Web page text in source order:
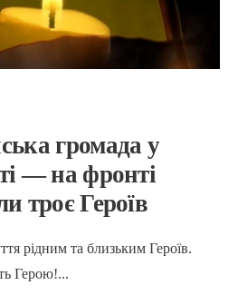
громада у
— на фронті
троє Героїв
рідним та близьким Героїв.
Герою!...